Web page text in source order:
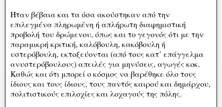
Ήταν βέβαια και τα όσα ακούστηκαν από την
επιλεγμένα πληρωμένη ή απλήρωτη διαφημιστική
προβολή του δρώμενου, όπως και το γεγονός ότι με την
παραμικρή κριτική, καλόβουλη, κακόβουλη ή
υστερόβουλη, εκτοξεύονται (από τους κατ’ επάγγελμα
ανυστερόβουλους) απειλές για μηνύσεις, αγωγές κοκ.
Καθώς και ότι μπορεί ο κόσμος να βαρέθηκε όλο τους
ίδιους και τους ίδιους, τους παντός καιρού και δημάρχου,
πολιτιστικούς επιλοχίες και λοχαγούς της πόλης.